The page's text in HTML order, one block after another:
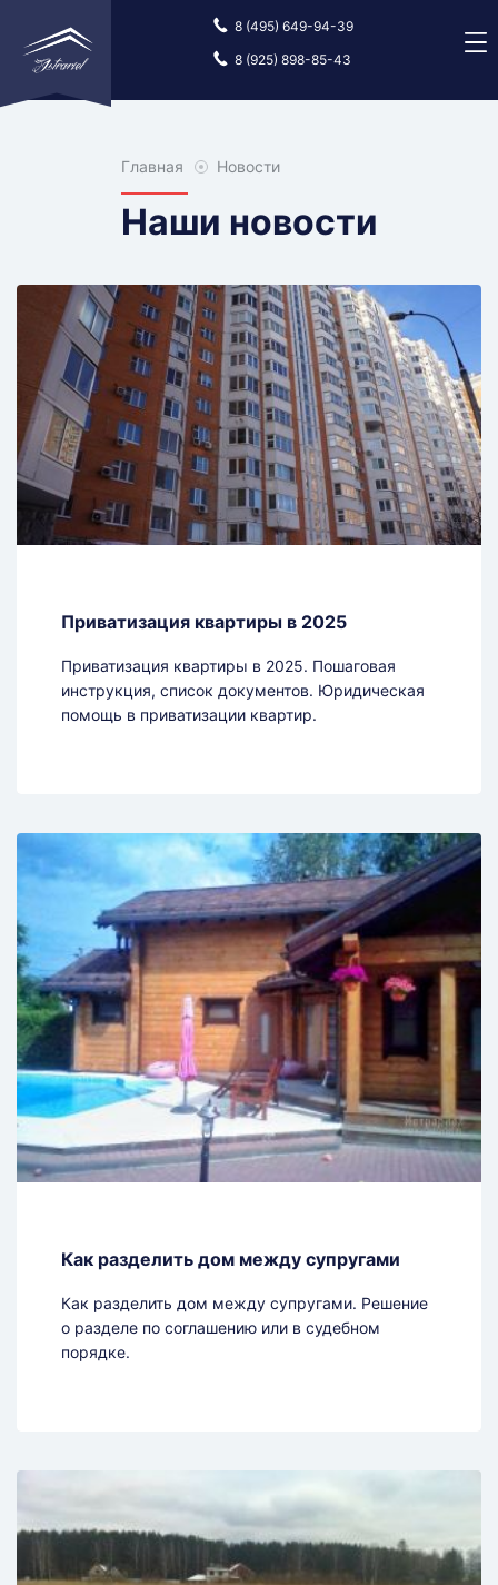
8 (495) 649-94-39
8 (925) 898-85-43
Главная ГлавнаяНовости
Наши новости
Приватизация квартиры в 2025
Приватизация квартиры в 2025. Пошаговая
инструкция, список документов. Юридическая
помощь в приватизации квартир.
Как разделить дом между супругами
Как разделить дом между супругами. Решение
о разделе по соглашению или в судебном
порядке.